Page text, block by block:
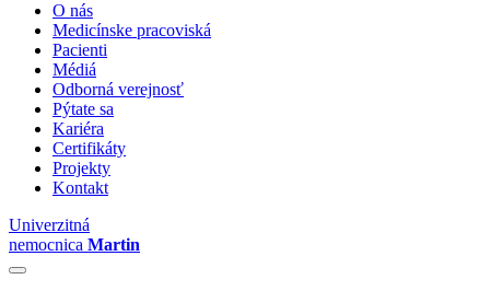
O nás
Medicínske pracoviská
Pacienti
Médiá
Odborná verejnosť
Pýtate sa
Kariéra
Certifikáty
Projekty
Kontakt
Univerzitná
nemocnica Martin